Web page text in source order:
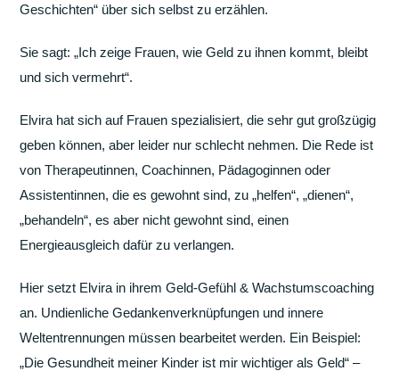
Geschichten“ über sich selbst zu erzählen.
Sie sagt: „Ich zeige Frauen, wie Geld zu ihnen kommt, bleibt
und sich vermehrt“.
Elvira hat sich auf Frauen spezialisiert, die sehr gut großzügig
geben können, aber leider nur schlecht nehmen. Die Rede ist
von Therapeutinnen, Coachinnen, Pädagoginnen oder
Assistentinnen, die es gewohnt sind, zu „helfen“, „dienen“,
„behandeln“, es aber nicht gewohnt sind, einen
Energieausgleich dafür zu verlangen.
Hier setzt Elvira in ihrem Geld-Gefühl & Wachstumscoaching
an. Undienliche Gedankenverknüpfungen und innere
Weltentrennungen müssen bearbeitet werden. Ein Beispiel:
„Die Gesundheit meiner Kinder ist mir wichtiger als Geld“ –